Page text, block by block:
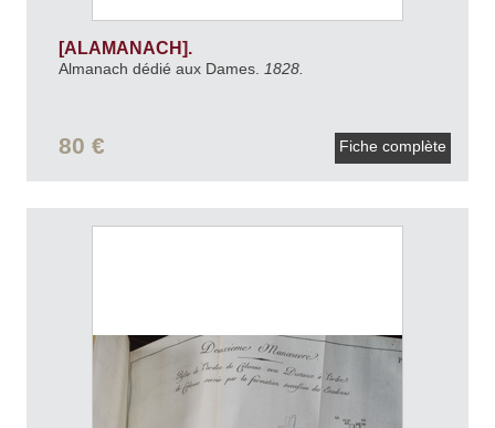
[ALAMANACH].
Almanach dédié aux Dames. 1828.
80 € Fiche complète